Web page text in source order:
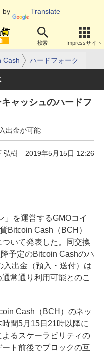
by Translate
検索 Impressサイト
Cash ハードフォーク
ャッシュのハードフ
出金が可能
弘樹 2019年5月15日 12:26
を運営するGMOコイ
Bitcoin Cash（BCH）
いて発表した。同交換
予定のBitcoin Cashのハ
入出金（預入・送付）は
常通り利用可能とのこ
Cash（BCH）のネッ
時間5月15日21時以降に
るスケーラビリティの
ト前後でブロックの互